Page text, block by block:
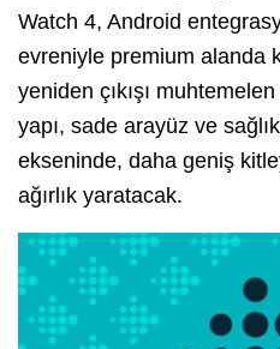
Watch 4, Android
evreniyle premium alanda
yeniden çıkışı
yapı, sade arayüz ve
ekseninde, daha geniş
ağırlık yaratacak.